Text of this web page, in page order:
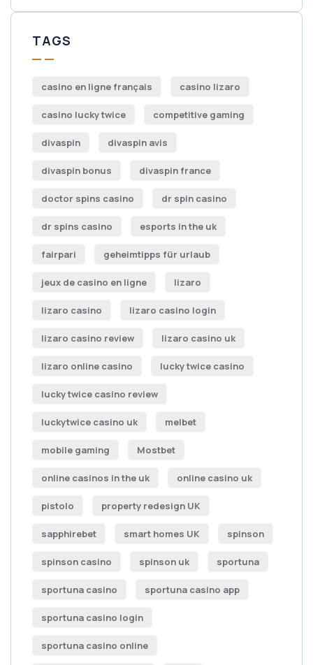
TAGS
casino en ligne français casino lizaro
casino lucky twice competitive gaming
divaspin divaspin avis
divaspin bonus divaspin france
doctor spins casino dr spin casino
dr spins casino esports in the uk
fairpari geheimtipps für urlaub
jeux de casino en ligne lizaro
lizaro casino lizaro casino login
lizaro casino review lizaro casino uk
lizaro online casino lucky twice casino
lucky twice casino review
luckytwice casino uk melbet
mobile gaming Mostbet
online casinos in the uk online casino uk
pistolo property redesign UK
sapphirebet smart homes UK spinson
spinson casino spinson uk sportuna
sportuna casino sportuna casino app
sportuna casino login
sportuna casino online